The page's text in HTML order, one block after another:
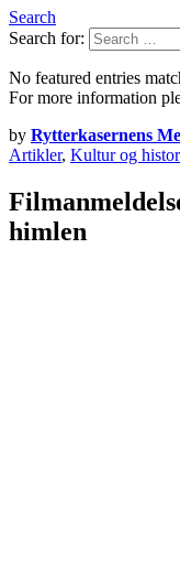
Search
Search for:
No featured entries
For more information
by Rytterkasernens
Artikler, Kultur og
himlen